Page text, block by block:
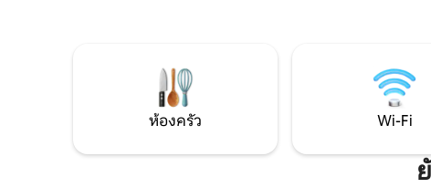
คลาย ดูรูปภาพ สนุกกับความอุ่นใจในการ
เข้าพักในรีสอร์ทที่มีรั้วล้อมรอบ มีกล้อง
วงจรปิด และเจ้าหน้าที่รักษาความปลอดภัย
ตลอด 24 ชั่วโมง ขออภัย ห้ามเลี้ยงสัตว์
ห้องครัว Wi-Fi